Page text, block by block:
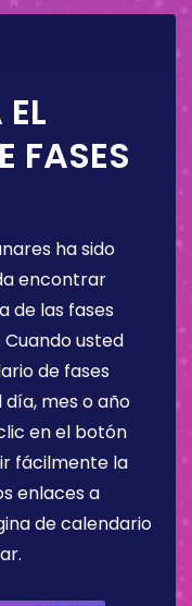
FASES
ha sido
encontrar
de las fases
usted
de fases
mes o año
en el botón
fácilmente la
enlaces a
de calendario